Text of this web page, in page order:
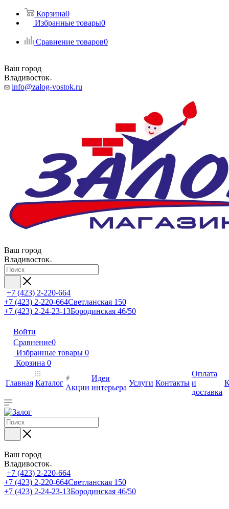
Корзина0
Избранные товары0
Сравнение товаров0
Ваш город
Владивосток
info@zalog-vostok.ru
Ваш город
Владивосток
+7 (423) 2-220-664
+7 (423) 2-220-664Светланская 150
+7 (423) 2-24-23-13Бородинская 46/50
Войти
Сравнение0
Избранные товары 0
Корзина 0
Главная Каталог
Акции
Идеи
интерьера
Услуги Контакты
Оплата
и
доставка
Ваш город
Владивосток
+7 (423) 2-220-664
+7 (423) 2-220-664Светланская 150
+7 (423) 2-24-23-13Бородинская 46/50